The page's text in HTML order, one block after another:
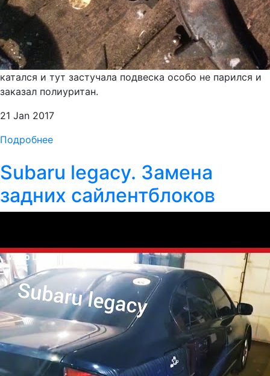
катался и тут застучала подвеска особо не парился и
заказал полиуритан.
21 Jan 2017
Подробнее
Subaru legacy. Замена
задних сайлентблоков